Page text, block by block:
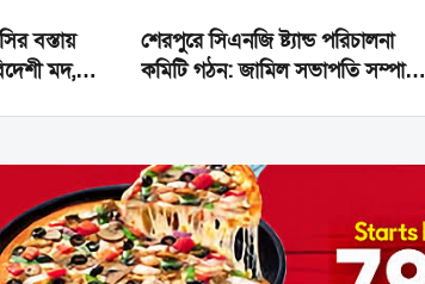
বস্তায়
মদ,
শেরপুরে সিএনজি ষ্ট্যান্ড পরিচালনা
কমিটি গঠন: জামিল সভাপতি সম্পাদক